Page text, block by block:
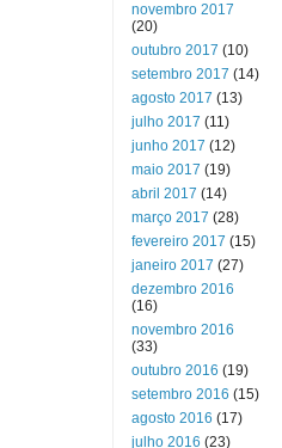
novembro 2017
(20)
outubro 2017 (10)
setembro 2017 (14)
agosto 2017 (13)
julho 2017 (11)
junho 2017 (12)
maio 2017 (19)
abril 2017 (14)
março 2017 (28)
fevereiro 2017 (15)
janeiro 2017 (27)
dezembro 2016
(16)
novembro 2016
(33)
outubro 2016 (19)
setembro 2016 (15)
agosto 2016 (17)
julho 2016 (23)